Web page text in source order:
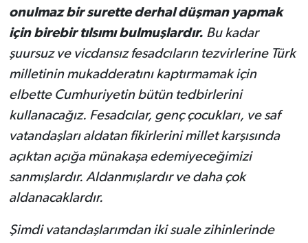
onulmaz bir surette derhal düşman yapmak
için birebir tılsımı bulmuşlardır. Bu kadar
şuursuz ve vicdansız fesadcıların tezvirlerine Türk
milletinin mukadderatını kaptırmamak için
elbette Cumhuriyetin bütün tedbirlerini
kullanacağız. Fesadcılar, genç çocukları, ve saf
vatandaşları aldatan fikirlerini millet karşısında
açıktan açığa münakaşa edemiyeceğimizi
sanmışlardır. Aldanmışlardır ve daha çok
aldanacaklardır.
Şimdi vatandaşlarımdan iki suale zihinlerinde